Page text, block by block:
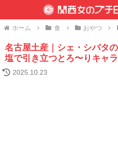
ホーム 食 おやつ
名古屋土産｜シェ・シバタ
塩で引き立つとろ〜りキャ
2025.10.23